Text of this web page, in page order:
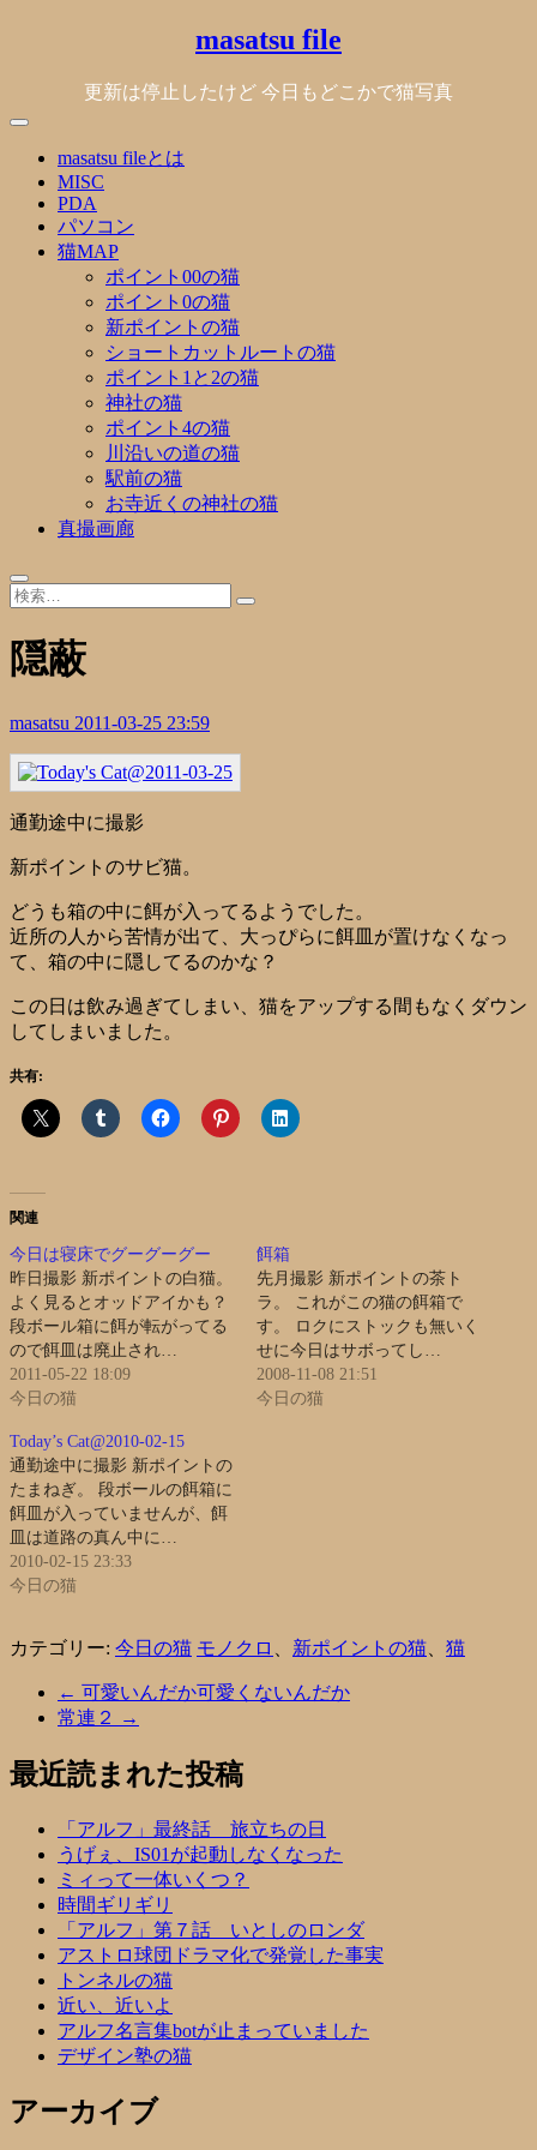
masatsu file
更新は停止したけど 今日もどこかで猫写真
masatsu fileとは
MISC
PDA
パソコン
猫MAP
ポイント00の猫
ポイント0の猫
新ポイントの猫
ショートカットルートの猫
ポイント1と2の猫
神社の猫
ポイント4の猫
川沿いの道の猫
駅前の猫
お寺近くの神社の猫
真撮画廊
隠蔽
masatsu 2011-03-25 23:59
通勤途中に撮影
新ポイントのサビ猫。
どうも箱の中に餌が入ってるようでした。
近所の人から苦情が出て、大っぴらに餌皿が置けなくなっ
て、箱の中に隠してるのかな？
この日は飲み過ぎてしまい、猫をアップする間もなくダウン
してしまいました。
共有:
関連
今日は寝床でグーグーグー
昨日撮影 新ポイントの白猫。
よく見るとオッドアイかも？
段ボール箱に餌が転がってる
ので餌皿は廃止され…
2011-05-22 18:09
今日の猫
餌箱
先月撮影 新ポイントの茶ト
ラ。 これがこの猫の餌箱で
す。 ロクにストックも無いく
せに今日はサボってし…
2008-11-08 21:51
今日の猫
Today’s Cat@2010-02-15
通勤途中に撮影 新ポイントの
たまねぎ。 段ボールの餌箱に
餌皿が入っていませんが、餌
皿は道路の真ん中に…
2010-02-15 23:33
今日の猫
カテゴリー: 今日の猫 モノクロ 新ポイントの猫 猫
← 可愛いんだか可愛くないんだか
常連２
→
最近読まれた投稿
「アルフ」最終話 旅立ちの日
うげぇ、IS01が起動しなくなった
ミィって一体いくつ？
時間ギリギリ
「アルフ」第７話 いとしのロンダ
アストロ球団ドラマ化で発覚した事実
トンネルの猫
近い、近いよ
アルフ名言集botが止まっていました
デザイン塾の猫
アーカイブ